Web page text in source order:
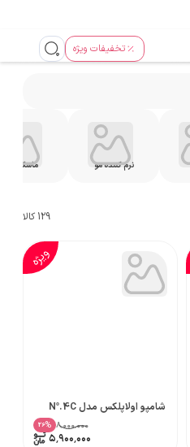
تخفیفات ویژه
نرم کننده مو ماسک مو
129 کالا
ویژه
شامپو اولاپلکس مدل Nº.4C
۸٬۰۰۰٬۰۰۰ %
26
۵٬۹۰۰٬۰۰۰